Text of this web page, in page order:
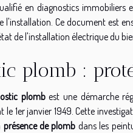
en diagnostics
Ce document est
de l'installation électrique du
plomb :
plombest une démarche
1er janvier 1949. Cette
présence de plomb dans les